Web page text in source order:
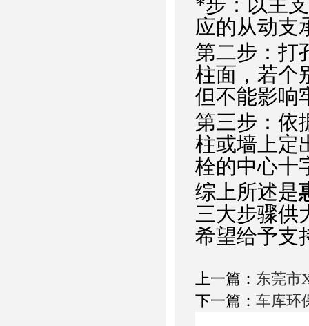
应的从动支
第二步：打
柱面，若个
但不能影响
第三步：依
柱或墙上定
栓的中心十
综上所述是
三大步骤供
希望给予支
上一篇： 东莞市
下一篇： 车库环